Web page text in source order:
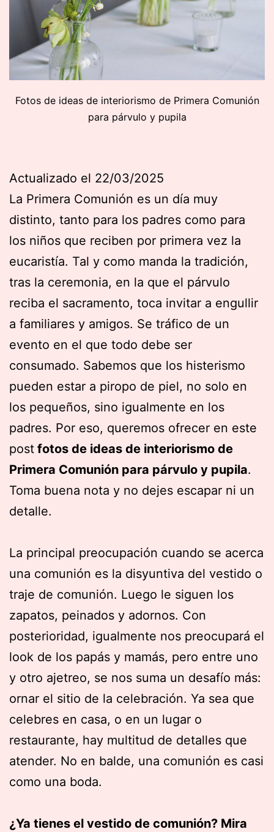
Fotos de ideas de interiorismo de Primera Comunión
para párvulo y pupila
Actualizado el 22/03/2025
La Primera Comunión es un día muy
distinto, tanto para los padres como para
los niños que reciben por primera vez la
eucaristía. Tal y como manda la tradición,
tras la ceremonia, en la que el párvulo
reciba el sacramento, toca invitar a engullir
a familiares y amigos. Se tráfico de un
evento en el que todo debe ser
consumado. Sabemos que los histerismo
pueden estar a piropo de piel, no solo en
los pequeños, sino igualmente en los
padres. Por eso, queremos ofrecer en este
post fotos de ideas de interiorismo de
Primera Comunión para párvulo y pupila.
Toma buena nota y no dejes escapar ni un
detalle.
La principal preocupación cuando se acerca
una comunión es la disyuntiva del vestido o
traje de comunión. Luego le siguen los
zapatos, peinados y adornos. Con
posterioridad, igualmente nos preocupará el
look de los papás y mamás, pero entre uno
y otro ajetreo, se nos suma un desafío más:
ornar el sitio de la celebración. Ya sea que
celebres en casa, o en un lugar o
restaurante, hay multitud de detalles que
atender. No en balde, una comunión es casi
como una boda.
¿Ya tienes el vestido de comunión? Mira